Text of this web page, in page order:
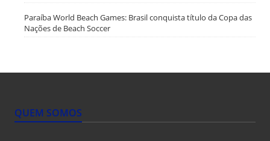
Paraíba World Beach Games: Brasil conquista título da Copa das
Nações de Beach Soccer
QUEM SOMOS